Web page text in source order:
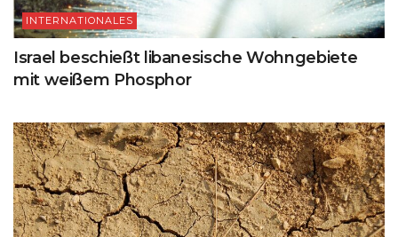
INTERNATIONALES
Israel beschießt libanesische Wohngebiete
mit weißem Phosphor